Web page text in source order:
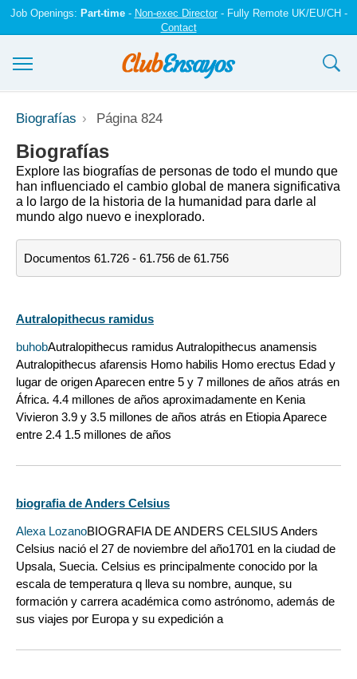
Job Openings: Part-time- Non-exec Director- Fully Remote UK/EU/CH -
Contact
Ensayos y trabajos
Registrarse
Iniciar sesión
Contáctenos
Biografías Página 824
Biografías
Explore las biografías de personas de todo el mundo que
han influenciado el cambio global de manera significativa
a lo largo de la historia de la humanidad para darle al
mundo algo nuevo e inexplorado.
Documentos 61.726 - 61.756 de 61.756
Autralopithecus ramidus
buhobAutralopithecus ramidus Autralopithecus anamensis
Autralopithecus afarensis Homo habilis Homo erectus Edad y
lugar de origen Aparecen entre 5 y 7 millones de años atrás en
África. 4.4 millones de años aproximadamente en Kenia
Vivieron 3.9 y 3.5 millones de años atrás en Etiopia Aparece
entre 2.4 1.5 millones de años
biografia de Anders Celsius
Alexa LozanoBIOGRAFIA DE ANDERS CELSIUS Anders
Celsius nació el 27 de noviembre del año1701 en la ciudad de
Upsala, Suecia. Celsius es principalmente conocido por la
escala de temperatura q lleva su nombre, aunque, su
formación y carrera académica como astrónomo, además de
sus viajes por Europa y su expedición a